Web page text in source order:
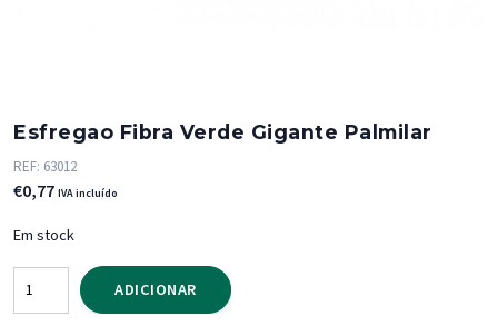
Esfregao Fibra Verde Gigante Palmilar
REF: 63012
€0,77 IVA incluído
Em stock
Quantidade
de
ADICIONAR